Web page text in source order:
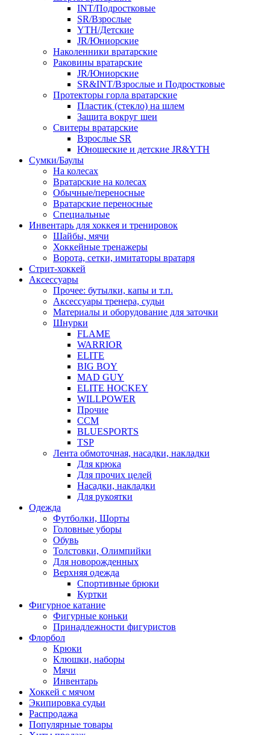
INT/Подростковые
SR/Взрослые
YTH/Детские
JR/Юниорские
Наколенники вратарские
Раковины вратарские
JR/Юниорские
SR&INT/Взрослые и Подростковые
Протекторы горла вратарские
Пластик (стекло) на шлем
Защита вокруг шеи
Свитеры вратарские
Взрослые SR
Юношеские и детские JR&YTH
Сумки/Баулы
На колесах
Вратарские на колесах
Обычные/переносные
Вратарские переносные
Специальные
Инвентарь для хоккея и тренировок
Шайбы, мячи
Хоккейные тренажеры
Ворота, сетки, имитаторы вратаря
Стрит-хоккей
Аксессуары
Прочее: бутылки, капы и т.п.
Аксессуары тренера, судьи
Материалы и оборудование для заточки
Шнурки
FLAME
WARRIOR
ELITE
BIG BOY
MAD GUY
ELITE HOCKEY
WILLPOWER
Прочие
CCM
BLUESPORTS
TSP
Лента обмоточная, насадки, накладки
Для крюка
Для прочих целей
Насадки, накладки
Для рукоятки
Одежда
Футболки, Шорты
Головные уборы
Обувь
Толстовки, Олимпийки
Для новорожденных
Верхняя одежда
Спортивные брюки
Куртки
Фигурное катание
Фигурные коньки
Принадлежности фигуристов
Флорбол
Крюки
Клюшки, наборы
Мячи
Инвентарь
Хоккей с мячом
Экипировка судьи
Распродажа
Популярные товары